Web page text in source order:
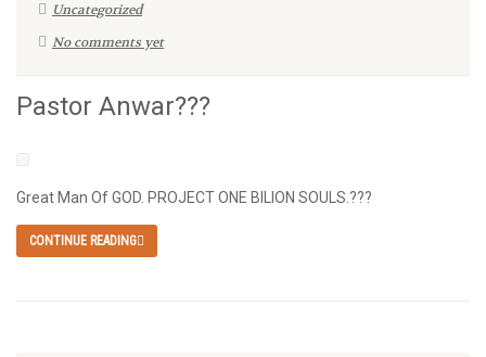
Uncategorized
No comments yet
Pastor Anwar???
Great Man Of GOD. PROJECT ONE BILION SOULS.???
CONTINUE READING